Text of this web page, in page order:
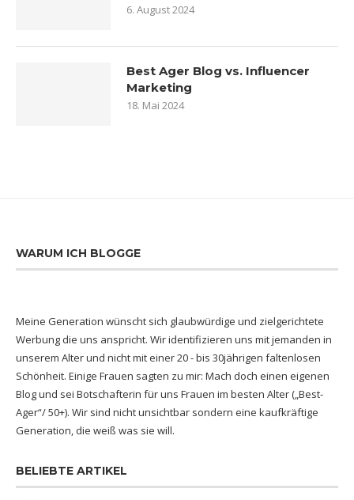
6. August 2024
Best Ager Blog vs. Influencer
Marketing
18. Mai 2024
WARUM ICH BLOGGE
Meine Generation wünscht sich glaubwürdige und zielgerichtete
Werbung die uns anspricht. Wir identifizieren uns mit jemanden in
unserem Alter und nicht mit einer 20 - bis 30jährigen faltenlosen
Schönheit. Einige Frauen sagten zu mir: Mach doch einen eigenen
Blog und sei Botschafterin für uns Frauen im besten Alter („Best-
Ager“/ 50+). Wir sind nicht unsichtbar sondern eine kaufkräftige
Generation, die weiß was sie will.
BELIEBTE ARTIKEL